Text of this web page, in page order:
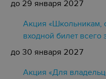
до 29 января 2027
Акция «Школьникам,
входной билет всего
до 30 января 2027
Акция «Для